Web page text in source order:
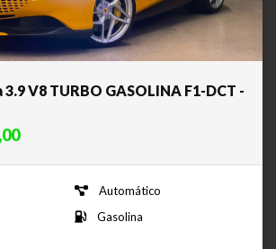
V8 TURBO GASOLINA F1-DCT -
Automático
Gasolina